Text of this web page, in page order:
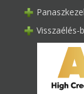
Visszaélés-